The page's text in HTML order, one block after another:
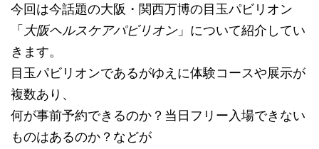
今回は今話題の大阪・関西万博の目玉パビリオン
「大阪ヘルスケアパビリオン」について紹介してい
きます。
目玉パビリオンであるがゆえに体験コースや展示が
複数あり、
何が事前予約できるのか？当日フリー入場できない
ものはあるのか？などが